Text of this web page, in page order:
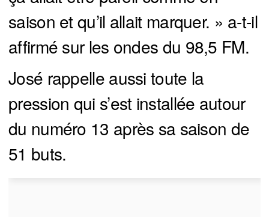
saison et qu’il allait marquer. » a-t-il
affirmé sur les ondes du 98,5 FM.
José rappelle aussi toute la
pression qui s’est installée autour
du numéro 13 après sa saison de
51 buts.